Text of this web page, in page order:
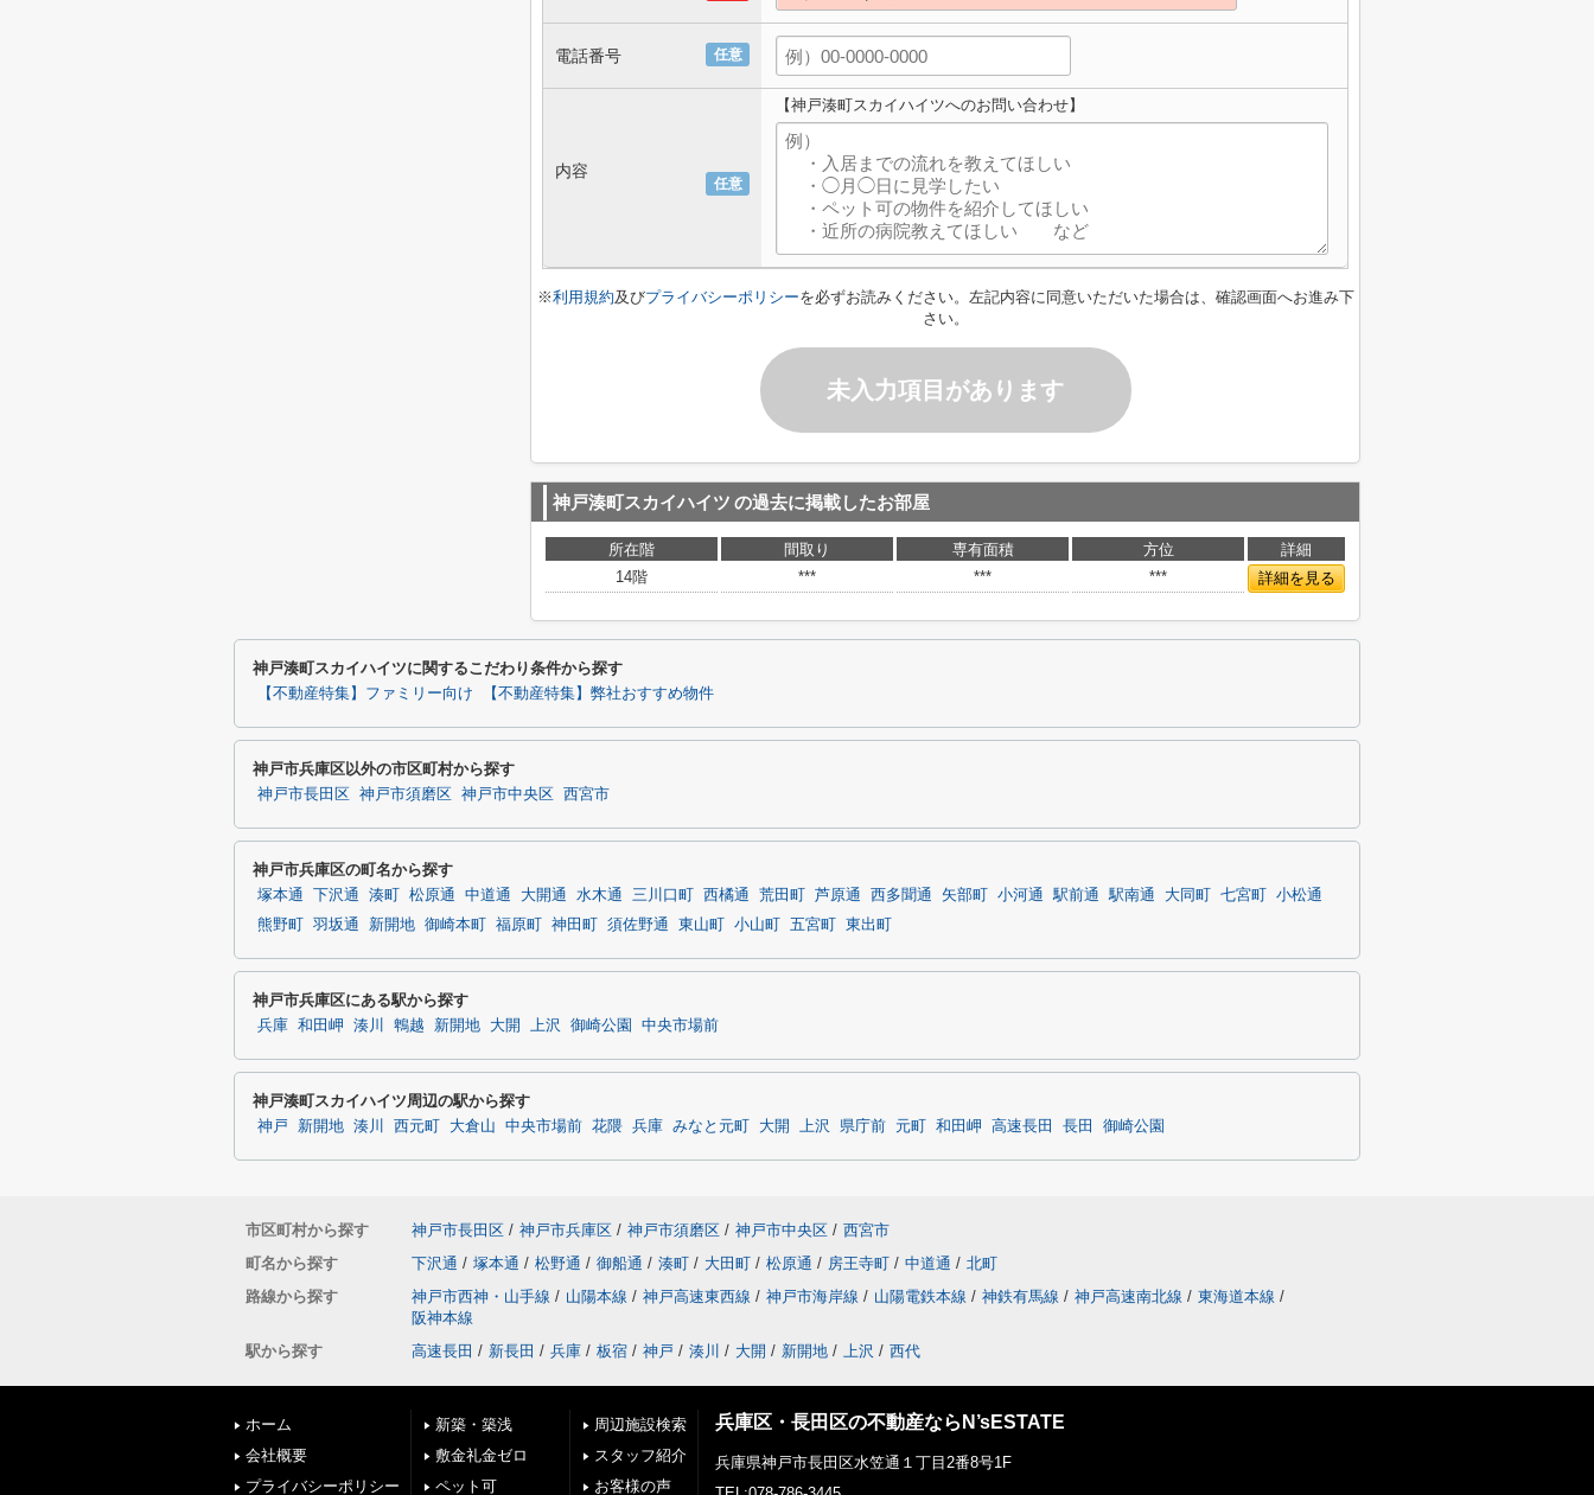
任意
電話番号
任意
内容
【神戸湊町スカイハイツへのお問い合わせ】
※利用規約及びプライバシーポリシーを必ずお読みください。左記内容に同意いただいた場合は、確認画面へお進み下
さい。
未入力項目があります
神戸湊町スカイハイツ の過去に掲載したお部屋
所在階 間取り 専有面積 方位
詳細
14階
*** *** *** 詳細を見る
神戸湊町スカイハイツに関するこだわり条件から探す
【不動産特集】ファミリー向け 【不動産特集】弊社おすすめ物件
神戸市兵庫区以外の市区町村から探す
神戸市長田区 神戸市須磨区 神戸市中央区 西宮市
神戸市兵庫区の町名から探す
塚本通 下沢通 湊町 松原通 中道通 大開通 水木通 三川口町 西橘通 荒田町 芦原通 西多聞通 矢部町 小河通 駅前通 駅南通 大同町 七宮町
小松通
熊野町
羽坂通 新開地 御崎本町 福原町 神田町 須佐野通 東山町 小山町 五宮町 東出町
神戸市兵庫区にある駅から探す
兵庫 和田岬 湊川 鵯越 新開地 大開 上沢 御崎公園 中央市場前
神戸湊町スカイハイツ周辺の駅から探す
神戸 新開地 湊川 西元町 大倉山 中央市場前 花隈 兵庫 みなと元町 大開 上沢 県庁前 元町 和田岬 高速長田 長田 御崎公園
市区町村から探す 神戸市長田区 / 神戸市兵庫区 / 神戸市須磨区 / 神戸市中央区 / 西宮市
町名から探す
下沢通 / 塚本通 / 松野通 / 御船通 / 湊町 / 大田町 / 松原通 / 房王寺町 / 中道通 / 北町
路線から探す
神戸市西神・山手線 / 山陽本線 / 神戸高速東西線 / 神戸市海岸線 / 山陽電鉄本線 / 神鉄有馬線 / 神戸高速南北線 / 東海道本線 /
阪神本線
駅から探す
高速長田 / 新長田 / 兵庫 / 板宿 / 神戸 / 湊川 / 大開 / 新開地 / 上沢 / 西代
ホーム
会社概要
プライバシーポリシー
新築・築浅
敷金礼金ゼロ
ペット可
周辺施設検索
スタッフ紹介
お客様の声
兵庫区・長田区の不動産ならN’sESTATE
兵庫県神戸市長田区水笠通１丁目2番8号1F